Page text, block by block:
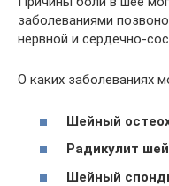
заболеваниями
нервной и сердечно-
О каких заболеваниях
Шейный
Радикулит
Шейный